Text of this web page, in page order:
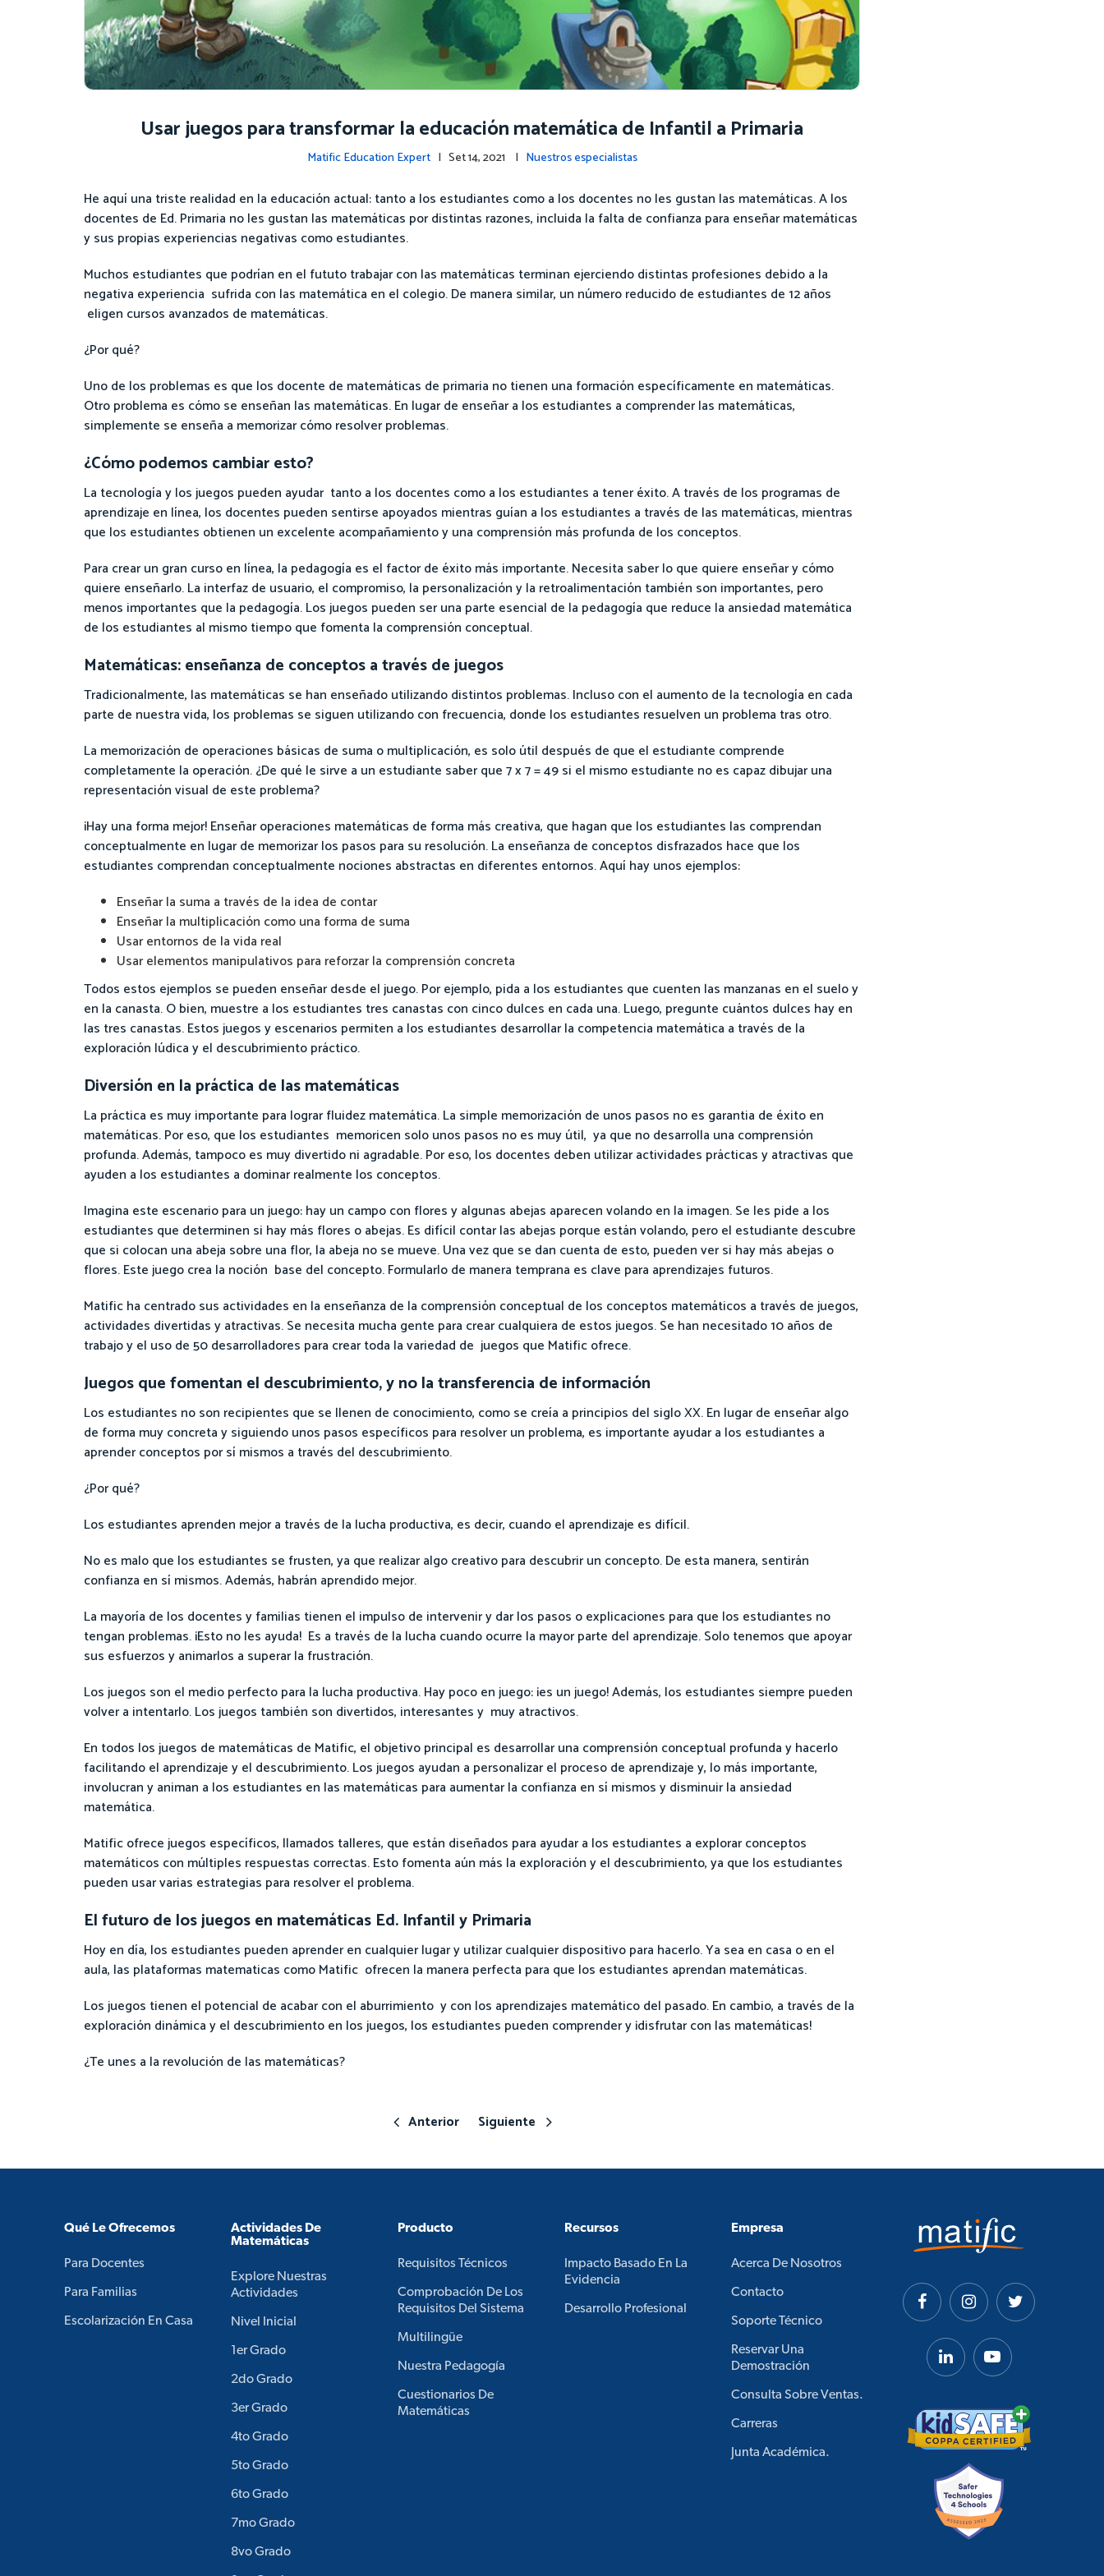
Usar juegos para transformar la educación matemática de Infantil a Primaria
Matific Education Expert| Set 14, 2021 | Nuestros especialistas
He aquí una triste realidad en la educación actual: tanto a los estudiantes como a los docentes no les gustan las matemáticas. A los
docentes de Ed. Primaria no les gustan las matemáticas por distintas razones, incluida la falta de confianza para enseñar matemáticas
y sus propias experiencias negativas como estudiantes.
Muchos estudiantes que podrían en el fututo trabajar con las matemáticas terminan ejerciendo distintas profesiones debido a la
negativa experiencia sufrida con las matemática en el colegio. De manera similar, un número reducido de estudiantes de 12 años
eligen cursos avanzados de matemáticas.
¿Por qué?
Uno de los problemas es que los docente de matemáticas de primaria no tienen una formación específicamente en matemáticas.
Otro problema es cómo se enseñan las matemáticas. En lugar de enseñar a los estudiantes a comprender las matemáticas,
simplemente se enseña a memorizar cómo resolver problemas.
¿Cómo podemos cambiar esto?
La tecnología y los juegos pueden ayudar tanto a los docentes como a los estudiantes a tener éxito. A través de los programas de
aprendizaje en línea, los docentes pueden sentirse apoyados mientras guían a los estudiantes a través de las matemáticas, mientras
que los estudiantes obtienen un excelente acompañamiento y una comprensión más profunda de los conceptos.
Para crear un gran curso en línea, la pedagogía es el factor de éxito más importante. Necesita saber lo que quiere enseñar y cómo
quiere enseñarlo. La interfaz de usuario, el compromiso, la personalización y la retroalimentación también son importantes, pero
menos importantes que la pedagogía. Los juegos pueden ser una parte esencial de la pedagogía que reduce la ansiedad matemática
de los estudiantes al mismo tiempo que fomenta la comprensión conceptual.
Matemáticas: enseñanza de conceptos a través de juegos
Tradicionalmente, las matemáticas se han enseñado utilizando distintos problemas. Incluso con el aumento de la tecnología en cada
parte de nuestra vida, los problemas se siguen utilizando con frecuencia, donde los estudiantes resuelven un problema tras otro.
La memorización de operaciones básicas de suma o multiplicación, es solo útil después de que el estudiante comprende
completamente la operación. ¿De qué le sirve a un estudiante saber que 7 x 7 = 49 si el mismo estudiante no es capaz dibujar una
representación visual de este problema?
¡Hay una forma mejor! Enseñar operaciones matemáticas de forma más creativa, que hagan que los estudiantes las comprendan
conceptualmente en lugar de memorizar los pasos para su resolución. La enseñanza de conceptos disfrazados hace que los
estudiantes comprendan conceptualmente nociones abstractas en diferentes entornos. Aquí hay unos ejemplos:
Enseñar la suma a través de la idea de contar
Enseñar la multiplicación como una forma de suma
Usar entornos de la vida real
Usar elementos manipulativos para reforzar la comprensión concreta
Todos estos ejemplos se pueden enseñar desde el juego. Por ejemplo, pida a los estudiantes que cuenten las manzanas en el suelo y
en la canasta. O bien, muestre a los estudiantes tres canastas con cinco dulces en cada una. Luego, pregunte cuántos dulces hay en
las tres canastas. Estos juegos y escenarios permiten a los estudiantes desarrollar la competencia matemática a través de la
exploración lúdica y el descubrimiento práctico.
Diversión en la práctica de las matemáticas
La práctica es muy importante para lograr fluidez matemática. La simple memorización de unos pasos no es garantia de éxito en
matemáticas. Por eso, que los estudiantes memoricen solo unos pasos no es muy útil, ya que no desarrolla una comprensión
profunda. Además, tampoco es muy divertido ni agradable. Por eso, los docentes deben utilizar actividades prácticas y atractivas que
ayuden a los estudiantes a dominar realmente los conceptos.
Imagina este escenario para un juego: hay un campo con flores y algunas abejas aparecen volando en la imagen. Se les pide a los
estudiantes que determinen si hay más flores o abejas. Es difícil contar las abejas porque están volando, pero el estudiante descubre
que si colocan una abeja sobre una flor, la abeja no se mueve. Una vez que se dan cuenta de esto, pueden ver si hay más abejas o
flores. Este juego crea la noción base del concepto. Formularlo de manera temprana es clave para aprendizajes futuros.
Matific ha centrado sus actividades en la enseñanza de la comprensión conceptual de los conceptos matemáticos a través de juegos,
actividades divertidas y atractivas. Se necesita mucha gente para crear cualquiera de estos juegos. Se han necesitado 10 años de
trabajo y el uso de 50 desarrolladores para crear toda la variedad de juegos que Matific ofrece.
Juegos que fomentan el descubrimiento, y no la transferencia de información
Los estudiantes no son recipientes que se llenen de conocimiento, como se creía a principios del siglo XX. En lugar de enseñar algo
de forma muy concreta y siguiendo unos pasos específicos para resolver un problema, es importante ayudar a los estudiantes a
aprender conceptos por sí mismos a través del descubrimiento.
¿Por qué?
Los estudiantes aprenden mejor a través de la lucha productiva, es decir, cuando el aprendizaje es difícil.
No es malo que los estudiantes se frusten, ya que realizar algo creativo para descubrir un concepto. De esta manera, sentirán
confianza en sí mismos. Además, habrán aprendido mejor.
La mayoría de los docentes y familias tienen el impulso de intervenir y dar los pasos o explicaciones para que los estudiantes no
tengan problemas. ¡Esto no les ayuda! Es a través de la lucha cuando ocurre la mayor parte del aprendizaje. Solo tenemos que apoyar
sus esfuerzos y animarlos a superar la frustración.
Los juegos son el medio perfecto para la lucha productiva. Hay poco en juego: ¡es un juego! Además, los estudiantes siempre pueden
volver a intentarlo. Los juegos también son divertidos, interesantes y muy atractivos.
En todos los juegos de matemáticas de Matific, el objetivo principal es desarrollar una comprensión conceptual profunda y hacerlo
facilitando el aprendizaje y el descubrimiento. Los juegos ayudan a personalizar el proceso de aprendizaje y, lo más importante,
involucran y animan a los estudiantes en las matemáticas para aumentar la confianza en sí mismos y disminuir la ansiedad
matemática.
Matific ofrece juegos específicos, llamados talleres, que están diseñados para ayudar a los estudiantes a explorar conceptos
matemáticos con múltiples respuestas correctas. Esto fomenta aún más la exploración y el descubrimiento, ya que los estudiantes
pueden usar varias estrategias para resolver el problema.
El futuro de los juegos en matemáticas Ed. Infantil y Primaria
Hoy en día, los estudiantes pueden aprender en cualquier lugar y utilizar cualquier dispositivo para hacerlo. Ya sea en casa o en el
aula, las plataformas matematicas como Matific ofrecen la manera perfecta para que los estudiantes aprendan matemáticas.
Los juegos tienen el potencial de acabar con el aburrimiento y con los aprendizajes matemático del pasado. En cambio, a través de la
exploración dinámica y el descubrimiento en los juegos, los estudiantes pueden comprender y ¡disfrutar con las matemáticas!
¿Te unes a la revolución de las matemáticas?
Anterior Siguiente
Qué Le Ofrecemos
Para Docentes
Para Familias
Escolarización En Casa
Actividades De
Matemáticas
Explore Nuestras
Actividades
Nivel Inicial
1er Grado
2do Grado
3er Grado
4to Grado
5to Grado
6to Grado
7mo Grado
8vo Grado
Producto
Requisitos Técnicos
Comprobación De Los
Requisitos Del Sistema
Multilingüe
Nuestra Pedagogía
Cuestionarios De
Matemáticas
Recursos
Impacto Basado En La
Evidencia
Desarrollo Profesional
Empresa
Acerca De Nosotros
Contacto
Soporte Técnico
Reservar Una
Demostración
Consulta Sobre Ventas.
Carreras
Junta Académica.